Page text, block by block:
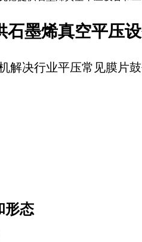
石墨烯真空平压
解决行业平压常见膜片
形态